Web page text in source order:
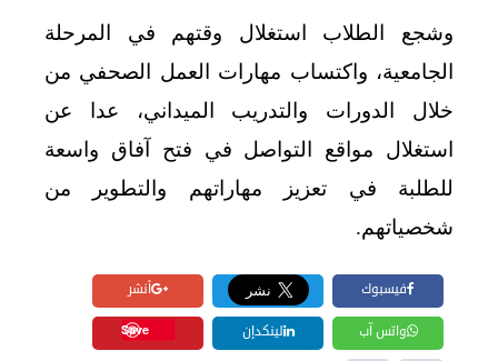
وشجع الطلاب استغلال وقتهم في المرحلة
الجامعية، واكتساب مهارات العمل الصحفي من
خلال الدورات والتدريب الميداني، عدا عن
استغلال مواقع التواصل في فتح آفاق واسعة
للطلبة في تعزيز مهاراتهم والتطوير من
شخصياتهم.
فيسبوك أنشر
واتس آب لينكدإن Save